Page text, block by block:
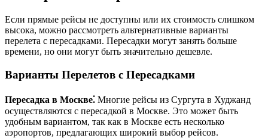
Если прямые рейсы не доступны или их стоимость слишком
высока, можно рассмотреть альтернативные варианты
перелета с пересадками. Пересадки могут занять больше
времени, но они могут быть значительно дешевле.
Варианты Перелетов с Пересадками
Пересадка в Москве⁚ Многие рейсы из Сургута в Худжанд
осуществляются с пересадкой в Москве. Это может быть
удобным вариантом, так как в Москве есть несколько
аэропортов, предлагающих широкий выбор рейсов.